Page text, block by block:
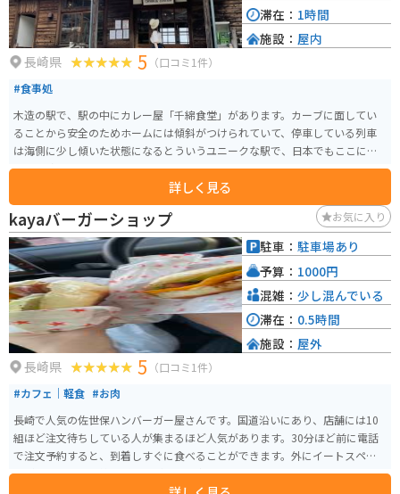
長崎県 5 （口コミ1件）
#食事処
木造の駅で、駅の中にカレー屋「千綿食堂」があります。カーブに面してい
ることから安全のためホームには傾斜がつけられていて、停車している列車
は海側に少し傾いた状態になるとういうユニークな駅で、日本でもここにし
かない珍しい駅と言われていています。
詳しく見る
滞在： 1時間
施設： 屋内
kayaバーガーショップ お気に入り
長崎県 5 （口コミ1件）
#カフェ｜軽食 #お肉
長崎で人気の佐世保ハンバーガー屋さんです。国道沿いにあり、店舗には10
組ほど注文待ちしている人が集まるほど人気があります。30分ほど前に電話
で注文予約すると、到着しすぐに食べることができます。外にイートスペー
スがあるため、季節を感じながらの食事もできます。
駐車： 駐車場あり
予算： 1000円
混雑： 少し混んでいる
滞在： 0.5時間
施設： 屋外